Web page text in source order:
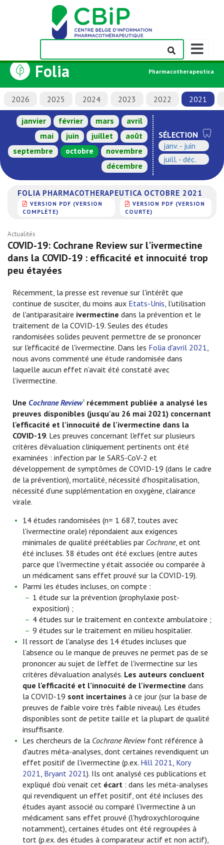
Afficher/
la
de
navigation
Folia Pharmacotherapeutica
2026 2025 2024 2023 2022 2021
janvier février mars
avril
mai
juin juillet
août
septembre
octobre
novembre
décembre
SÉLECTION
janv. - juin
juill. - déc.
FOLIA PHARMACOTHERAPEUTICA OCTOBRE 2021
VERSION PDF (VERSION
COMPLÈTE)
VERSION PDF (VERSION
COURTE)
Actualités
COVID-19: Cochrane Review sur l'ivermectine
dans la COVID-19 : efficacité et innocuité trop
peu étayées
Récemment, la presse est revenue sur l'intérêt que
continue de susciter, du moins aux Etats-Unis, l'utilisation
de l'antiparasitaire ivermectine dans la prévention et le
traitement de la COVID-19. Seules des études
randomisées solides peuvent permettre de se prononcer
sur l'efficacité de l'ivermectine. Dans les Folia d'avril 2021,
nous avons commenté une étude randomisée dans
laquelle aucun effet n’avait été constaté avec
l'ivermectine.
Une Cochrane Review1
récemment publiée a analysé les
preuves disponibles (jusqu'au 26 mai 2021) concernant
l'efficacité et l’innocuité de l'ivermectine dans la
COVID-19. Les preuves concernant l'effet sur plusieurs
critères d’évaluation cliniquement pertinents ont été
examinées : infection par le SARS-CoV-2 et
développement de symptômes de COVID-19 (dans le cadre
de la prévention), mortalité, nécessité d'hospitalisation,
nécessité d’une supplémentation en oxygène, clairance
virale.
14 études randomisées (n= 1 687, toutes avec
l'ivermectine orale) répondaient aux exigences
minimales de qualité préétablies par Cochrane, et ont
été incluses. 38 études ont été exclues (entre autes
parce que l'ivermectine y était associée ou comparée à
un médicament sans effet prouvé sur la COVID-19).
Parmi les études incluses, on compte :
1 étude sur la prévention (prophylaxie post-
exposition) ;
4 études sur le traitement en contexte ambulatoire ;
9 études sur le traitement en milieu hospitalier.
Il ressort de l'analyse des 14 études incluses que
l’absence ou le manque de preuves ne permet pas de se
prononcer au sujet de l'effet de l'ivermectine sur les
critères d’évaluation analysés. Les auteurs concluent
que l'efficacité et l’innocuité de l'ivermectine dans
la COVID-19 sont incertaines à ce jour (sur la base de
preuves de faible voire très faible niveau). Les études
disponibles sont de petite taille et la plupart de qualité
insuffisante.
Les chercheurs de la Cochrane Reviewfont référence à
d'autres méta-analyses, dont certaines revendiquent un
effet positif de l'ivermectine (p.ex. Hill 2021, Kory
2021, Bryant 2021). Ils ont analysé ces publications et
expliqué d’où venait cet écart : dans les méta-analyses
qui revendiquent un effet positif, ont été incluses des
études ayant associé ou comparé l'ivermectine à un
médicament sans effet prouvé (l'hydroxychloroquine
notamment), certaines études ont été regroupées à
tort (p.ex. des études à comparateur actif et non actif),